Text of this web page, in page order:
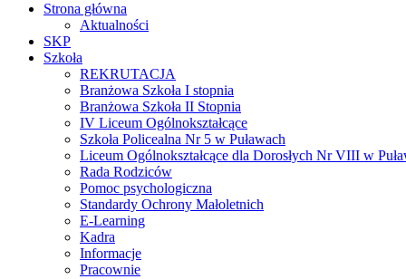
Strona główna
Aktualności
SKP
Szkoła
REKRUTACJA
Branżowa Szkoła I stopnia
Branżowa Szkoła II Stopnia
IV Liceum Ogólnokształcące
Szkoła Policealna Nr 5 w Puławach
Liceum Ogólnokształcące dla Dorosłych Nr VIII w
Rada Rodziców
Pomoc psychologiczna
Standardy Ochrony Małoletnich
E-Learning
Kadra
Informacje
Pracownie